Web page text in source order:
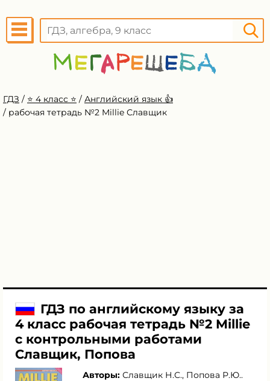
ГДЗ / ⭐️ 4 класс ⭐️ / Английский язык 👍
/ рабочая тетрадь №2 Millie Славщик
ГДЗ по английскому языку за
4 класс рабочая тетрадь №2 Millie
с контрольными работами
Славщик, Попова
Авторы: Славщик Н.С., Попова Р.Ю..